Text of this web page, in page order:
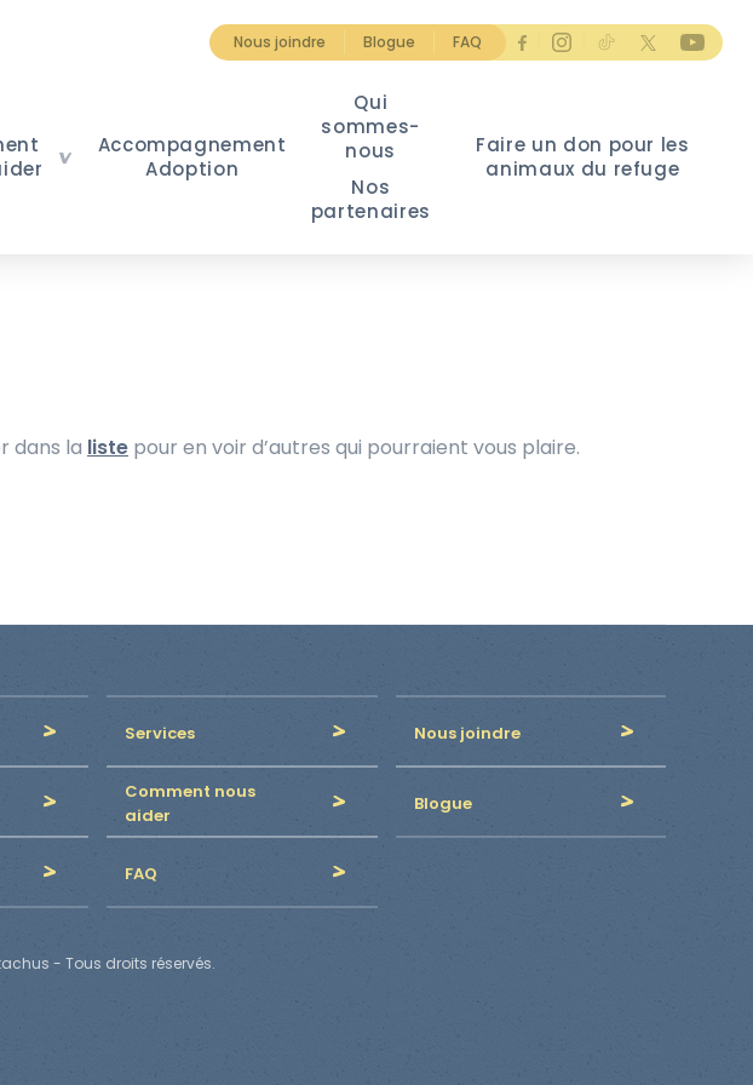
Nous joindre Blogue FAQ
Accompagnement
Adoption
Qui
sommes-
nous
Nos
partenaires
Faire un don pour les
animaux du refuge
dans la liste pour en voir d’autres qui pourraient vous plaire.
Services
Nous joindre
Comment nous
aider
Blogue
FAQ
- Tous droits réservés.